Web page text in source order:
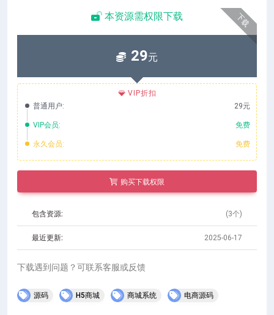
下载
本资源需权限下载
29元
VIP折扣
普通用户:
29元
VIP会员: 免费
永久会员: 免费
购买下载权限
包含资源: (3个)
最近更新: 2025-06-17
下载遇到问题？可联系客服或反馈
源码 H5商城 商城系统 电商源码